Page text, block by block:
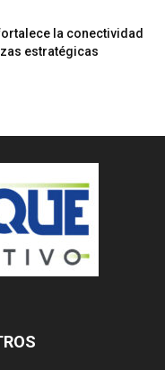
la conectividad
estratégicas